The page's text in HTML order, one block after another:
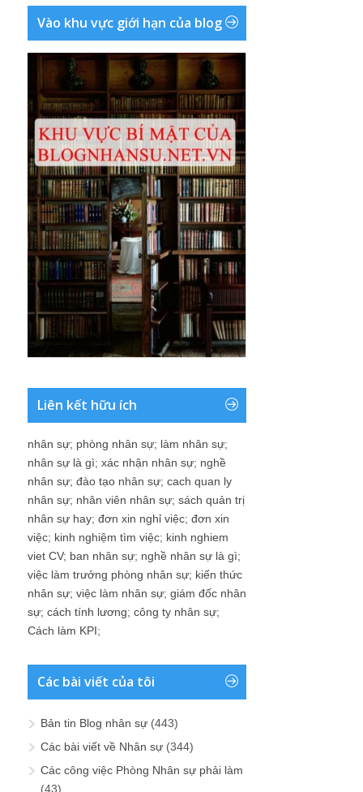
Vào khu vực giới hạn của blog
Liên kết hữu ích
nhân sự; phòng nhân sự; làm nhân sự;
nhân sự là gì; xác nhận nhân sự; nghề
nhân sự; đào tạo nhân sự; cach quan ly
nhân sự; nhân viên nhân sự; sách quản trị
nhân sự hay; đơn xin nghỉ việc; đơn xin
việc; kinh nghiệm tìm việc; kinh nghiem
viet CV; ban nhân sự; nghề nhân sự là gì;
việc làm trưởng phòng nhân sự; kiến thức
nhân sự; việc làm nhân sự; giám đốc nhân
sự; cách tính lương; công ty nhân sự;
Cách làm KPI;
Các bài viết của tôi
Bản tin Blog nhân sự (443)
Các bài viết về Nhân sự (344)
Các công việc Phòng Nhân sự phải làm
(43)